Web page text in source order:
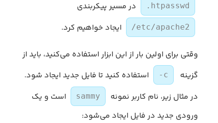
.htpasswd در مسیر پیکربندی
/etc/apache2 ایجاد خواهیم کرد.
وقتی برای اولین بار از این ابزار استفاده می‌کنید، باید از
گزینه
-c
استفاده کنید تا فایل جدید ایجاد شود.
در مثال زیر، نام کاربر نمونه
sammy
است و یک
ورودی جدید در فایل ایجاد می‌شود: